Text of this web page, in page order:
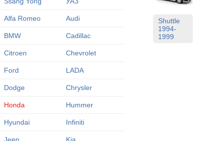
Alfa Romeo Audi
BMW Cadillac
Citroen Chevrolet
Ford LADA
Dodge Chrysler
Honda Hummer
Hyundai Infiniti
Shuttle
1994-
1999